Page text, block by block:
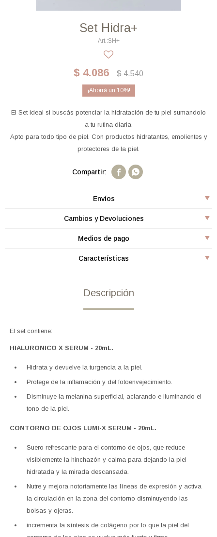
Set Hidra+
SH+
$ 4.086 $ 4.540
10
El Set ideal si buscás potenciar la hidratación de tu piel sumandolo
a tu rutina diaria.
Apto para todo tipo de piel. Con productos hidratantes, emolientes y
protectores de la piel.
 
Envíos
Cambios y Devoluciones
Medios de pago
Características
Descripción
El set contiene:
HIALURONICO X SERUM - 20mL.
Hidrata y devuelve la turgencia a la piel.
Protege de la inflamación y del fotoenvejecimiento.
Disminuye la melanina superficial, aclarando e iluminando el
tono de la piel.
CONTORNO DE OJOS LUMI-X SERUM - 20mL.
Suero refrescante para el contorno de ojos, que reduce
visiblemente la hinchazón y calma para dejando la piel
hidratada y la mirada descansada.
Nutre y mejora notoriamente las líneas de expresión y activa
la circulación en la zona del contorno disminuyendo las
bolsas y ojeras.
incrementa la síntesis de colágeno por lo que la piel del